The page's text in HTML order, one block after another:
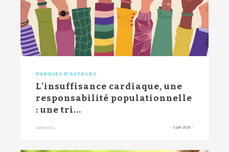
PAROLES D'ACTEURS
L'insuffisance cardiaque, une
responsabilité populationnelle
: une tri...
ABONNÉS - 5 juin 2026 -